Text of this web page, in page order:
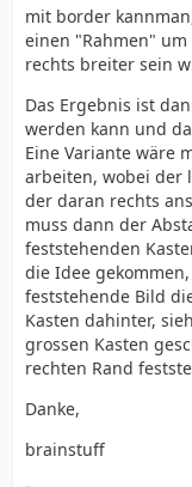
mit border
einen "Rahmen"
rechts breiter sein
Das Ergebnis ist
werden kann und
Eine Variante wäre
arbeiten, wobei der
der daran rechts
muss dann der
feststehenden
die Idee
feststehende Bild
Kasten dahinter,
grossen Kasten
rechten Rand
Danke,
brainstuff